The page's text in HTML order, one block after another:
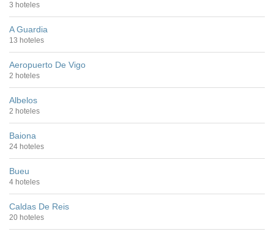
3 hoteles
A Guardia
13 hoteles
Aeropuerto De Vigo
2 hoteles
Albelos
2 hoteles
Baiona
24 hoteles
Bueu
4 hoteles
Caldas De Reis
20 hoteles